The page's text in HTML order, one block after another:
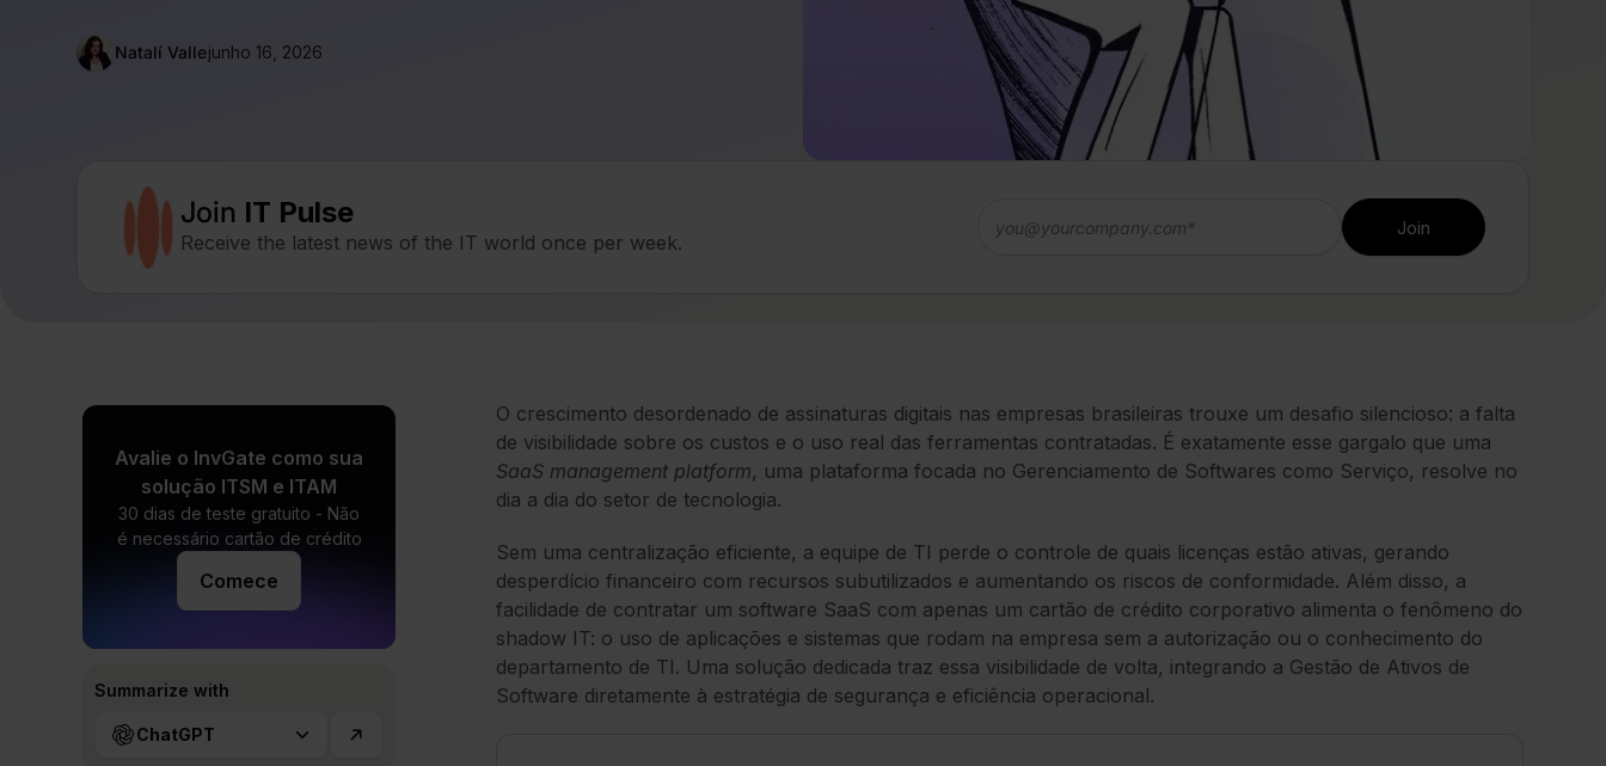
Natalí Vallejunho 16, 2026
Join IT Pulse
Receive the latest news of the IT world once per week.
Avalie o InvGate como sua
solução ITSM e ITAM
30 dias de teste gratuito - Não
é necessário cartão de crédito
Comece
Summarize with
ChatGPT
O crescimento desordenado de assinaturas digitais nas empresas brasileiras trouxe um desafio silencioso: a falta
de visibilidade sobre os custos e o uso real das ferramentas contratadas. É exatamente esse gargalo que uma
SaaS management platform, uma plataforma focada no Gerenciamento de Softwares como Serviço, resolve no
dia a dia do setor de tecnologia.
Sem uma centralização eficiente, a equipe de TI perde o controle de quais licenças estão ativas, gerando
desperdício financeiro com recursos subutilizados e aumentando os riscos de conformidade. Além disso, a
facilidade de contratar um software SaaS com apenas um cartão de crédito corporativo alimenta o fenômeno do
shadow IT: o uso de aplicações e sistemas que rodam na empresa sem a autorização ou o conhecimento do
departamento de TI. Uma solução dedicada traz essa visibilidade de volta, integrando a Gestão de Ativos de
Software diretamente à estratégia de segurança e eficiência operacional.